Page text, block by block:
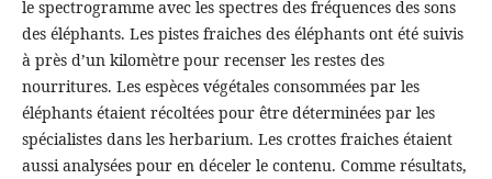
le spectrogramme avec les spectres des fréquences des sons
des éléphants. Les pistes fraiches des éléphants ont été suivis
à près d’un kilomètre pour recenser les restes des
nourritures. Les espèces végétales consommées par les
éléphants étaient récoltées pour être déterminées par les
spécialistes dans les herbarium. Les crottes fraiches étaient
aussi analysées pour en déceler le contenu. Comme résultats,